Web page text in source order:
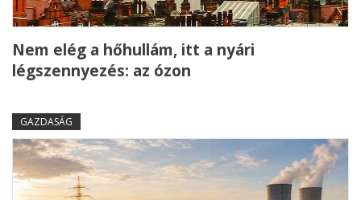
Nem elég a hőhullám, itt a nyári
légszennyezés: az ózon
GAZDASÁG